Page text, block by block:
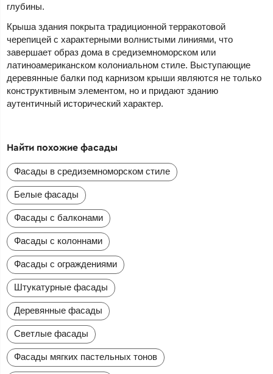
глубины.
Крыша здания покрыта традиционной терракотовой
черепицей с характерными волнистыми линиями, что
завершает образ дома в средиземноморском или
латиноамериканском колониальном стиле. Выступающие
деревянные балки под карнизом крыши являются не только
конструктивным элементом, но и придают зданию
аутентичный исторический характер.
Найти похожие фасады
Фасады в средиземноморском стиле
Белые фасады
Фасады с балконами
Фасады с колоннами
Фасады с ограждениями
Штукатурные фасады
Деревянные фасады
Светлые фасады
Фасады мягких пастельных тонов